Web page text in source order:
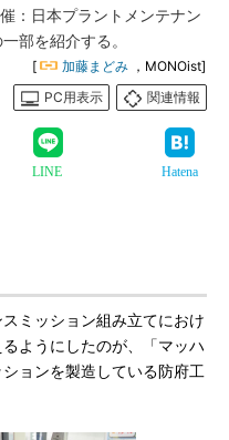
：日本プラントメンテナン
部を紹介する。
[ 加藤まどみ ，MONOist]
PC用表示
関連情報
LINE Hatena
ミッション組み立てにおけ
ようにしたのが、「マッハ
ョンを製造している防府工